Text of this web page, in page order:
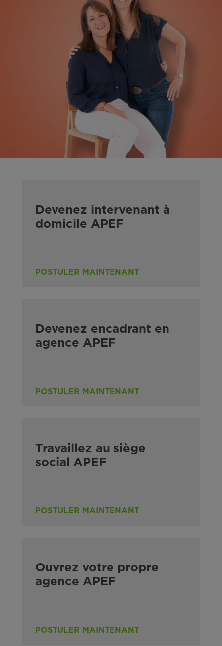
Devenez intervenant à
domicile APEF
POSTULER MAINTENANT
Devenez encadrant en
agence APEF
POSTULER MAINTENANT
Travaillez au siège
social APEF
POSTULER MAINTENANT
Ouvrez votre propre
agence APEF
POSTULER MAINTENANT